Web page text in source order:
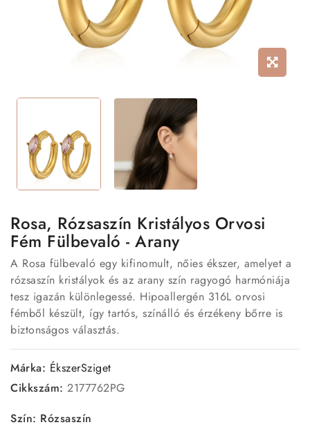
Rosa, Rózsaszín Kristályos Orvosi
Fém Fülbevaló - Arany
A Rosa fülbevaló egy kifinomult, nőies ékszer, amelyet a
rózsaszín kristályok és az arany szín ragyogó harmóniája
tesz igazán különlegessé. Hipoallergén 316L orvosi
fémből készült, így tartós, színálló és érzékeny bőrre is
biztonságos választás.
Márka: ÉkszerSziget
Cikkszám: 2177762PG
Szín: Rózsaszín